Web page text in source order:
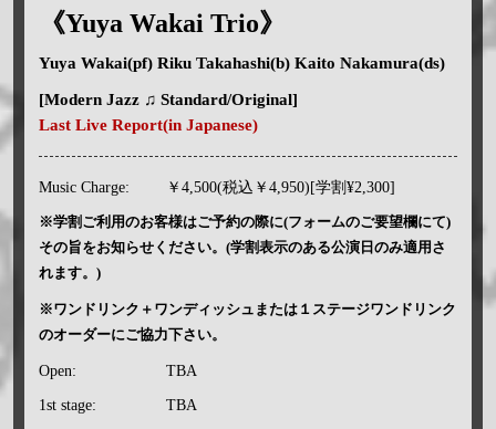
《Yuya Wakai Trio》
Yuya Wakai(pf) Riku Takahashi(b) Kaito Nakamura(ds)
[Modern Jazz ♫ Standard/Original]
Last Live Report(in Japanese)
Music Charge: ￥4,500(税込￥4,950)[学割¥2,300]
※学割ご利用のお客様はご予約の際に(フォームのご要望欄にて)
その旨をお知らせください。(学割表示のある公演日のみ適用さ
れます。)
※ワンドリンク＋ワンディッシュまたは１ステージワンドリンク
のオーダーにご協力下さい。
Open: TBA
1st stage: TBA